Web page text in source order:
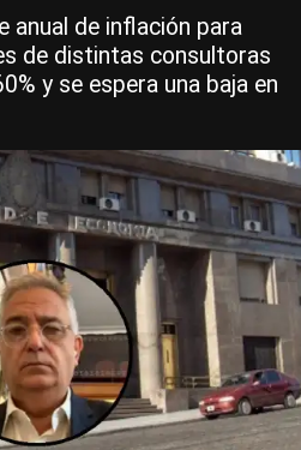
anual de inflación para
de distintas consultoras
y se espera una baja en